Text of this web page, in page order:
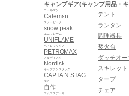
キャンプギア(キャンプ用品・
Caleman
コールマン
snow peak
スノーピーク
UNIFLAME
ユニフレーム
PETROMAX
ペトロマックス
Nordisk
ノルディスク
CAPTAIN STAG
キャプテンスタッグ
自作
DIY
エムエスアール
テント
ランタン
調理器具
焚火台
ダッチオー
スキレット
タープ
チェア